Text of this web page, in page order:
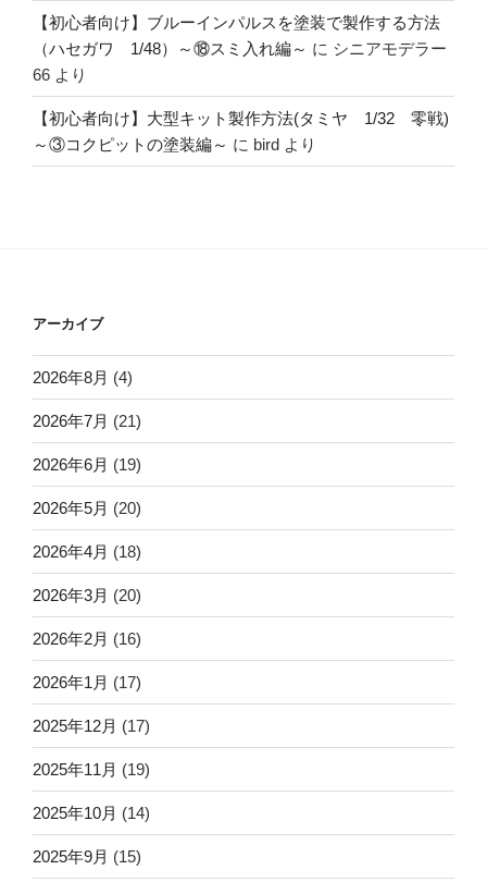
【初心者向け】ブルーインパルスを塗装で製作する方法
（ハセガワ 1/48）～⑱スミ入れ編～ に シニアモデラー
66 より
【初心者向け】大型キット製作方法(タミヤ 1/32 零戦)
～③コクピットの塗装編～ に bird より
アーカイブ
2026年8月 (4)
2026年7月 (21)
2026年6月 (19)
2026年5月 (20)
2026年4月 (18)
2026年3月 (20)
2026年2月 (16)
2026年1月 (17)
2025年12月 (17)
2025年11月 (19)
2025年10月 (14)
2025年9月 (15)